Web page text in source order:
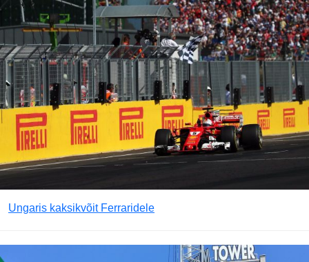
Ungaris kaksikvõit Ferraridele